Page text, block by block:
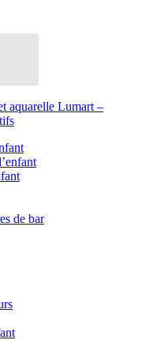
aquarelle Lumart –
de bar